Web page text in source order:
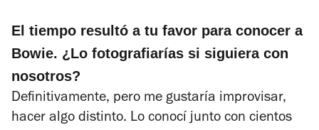
El tiempo resultó a tu favor para conocer a
Bowie. ¿Lo fotografiarías si siguiera con
nosotros?
Definitivamente, pero me gustaría improvisar,
hacer algo distinto. Lo conocí junto con cientos